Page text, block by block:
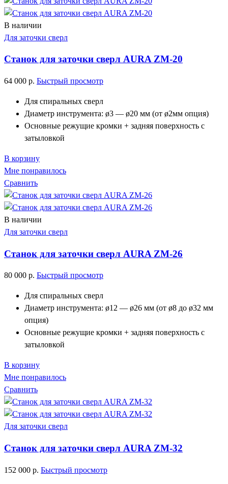
В наличии
Для заточки сверл
Станок для заточки сверл AURA ZM-20
64 000 р. Быстрый просмотр
Для спиральных сверл
Диаметр инструмента: ø3 — ø20 мм (от ø2мм опция)
Основные режущие кромки + задняя поверхность с
затыловкой
В корзину
Мне понравилось
Сравнить
В наличии
Для заточки сверл
Станок для заточки сверл AURA ZM-26
80 000 р. Быстрый просмотр
Для спиральных сверл
Диаметр инструмента: ø12 — ø26 мм (от ø8 до ø32 мм
опция)
Основные режущие кромки + задняя поверхность с
затыловкой
В корзину
Мне понравилось
Сравнить
Для заточки сверл
Станок для заточки сверл AURA ZM-32
152 000 р. Быстрый просмотр